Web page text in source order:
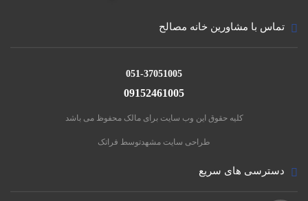
تماس با مشاورین خانه مصالح
051-37051005
09152461005
کلیه حقوق این وب سایت برای مالک محفوظ می باشد
طراحی سایت مشهدتوسط فراتک
دسترسی های سریع